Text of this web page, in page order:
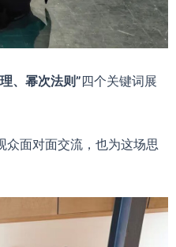
、幂次法则”四个关键词展
众面对面交流，也为这场思